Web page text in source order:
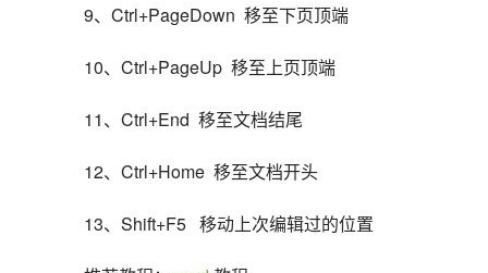
9、Ctrl+PageDown  移至下页顶端
10、Ctrl+PageUp  移至上页顶端
11、Ctrl+End  移至文档结尾
12、Ctrl+Home  移至文档开头
13、Shift+F5   移动上次编辑过的位置